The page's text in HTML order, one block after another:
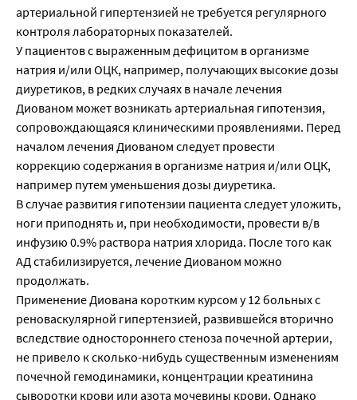
артериальной гипертензией не требуется регулярного
контроля лабораторных показателей.
У пациентов с выраженным дефицитом в организме
натрия и/или ОЦК, например, получающих высокие дозы
диуретиков, в редких случаях в начале лечения
Диованом может возникать артериальная гипотензия,
сопровождающаяся клиническими проявлениями. Перед
началом лечения Диованом следует провести
коррекцию содержания в организме натрия и/или ОЦК,
например путем уменьшения дозы диуретика.
В случае развития гипотензии пациента следует уложить,
ноги приподнять и, при необходимости, провести в/в
инфузию 0.9% раствора натрия хлорида. После того как
АД стабилизируется, лечение Диованом можно
продолжать.
Применение Диована коротким курсом у 12 больных с
реноваскулярной гипертензией, развившейся вторично
вследствие одностороннего стеноза почечной артерии,
не привело к сколько-нибудь существенным изменениям
почечной гемодинамики, концентрации креатинина
сыворотки крови или азота мочевины крови. Однако